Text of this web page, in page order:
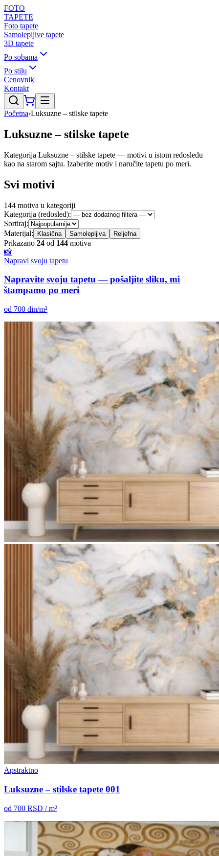
FOTO
TAPETE
Foto tapete
Samolepljive tapete
3D tapete
Po sobama
Po stilu
Cenovnik
Kontakt
Početna›Luksuzne – stilske tapete
Luksuzne – stilske tapete
Kategorija Luksuzne – stilske tapete — motivi u istom redosledu
kao na starom sajtu. Izaberite motiv i naručite tapetu po meri.
Svi motivi
144 motiva u kategoriji
Kategorija (redosled):
Sortiraj:
Materijal:
Klasična Samolepljiva Reljefna
Prikazano 24 od 144 motiva
📸
Napravi svoju tapetu
Napravite svoju tapetu — pošaljite sliku, mi
štampamo po meri
od 700 din/m²
Apstraktno
Luksuzne – stilske tapete 001
od 700 RSD / m²